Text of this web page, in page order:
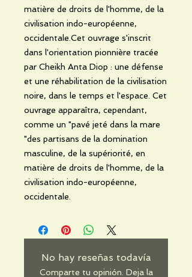
matière de droits de l'homme, de la
civilisation indo-européenne,
occidentale.Cet ouvrage s'inscrit
dans l'orientation pionnière tracée
par Cheikh Anta Diop : une défense
et une réhabilitation de la civilisation
noire, dans le temps et l'espace. Cet
ouvrage apparaîtra, cependant,
comme un "pavé jeté dans la mare
"des partisans de la domination
masculine, de la supériorité, en
matière de droits de l'homme, de la
civilisation indo-européenne,
occidentale.
No hay reseñas todavía
Comparte tu opinión. Deja la